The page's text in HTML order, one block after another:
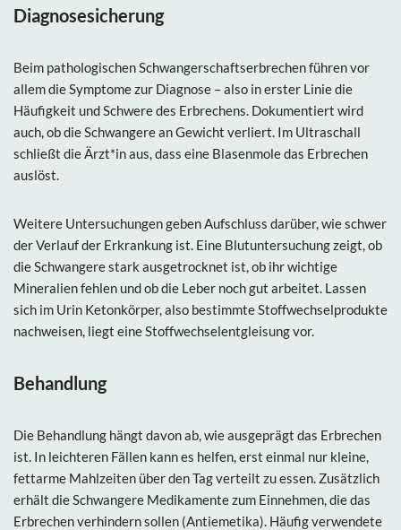
Diagnosesicherung
Beim pathologischen Schwangerschaftserbrechen führen vor
allem die Symptome zur Diagnose – also in erster Linie die
Häufigkeit und Schwere des Erbrechens. Dokumentiert wird
auch, ob die Schwangere an Gewicht verliert. Im Ultraschall
schließt die Ärzt*in aus, dass eine Blasenmole das Erbrechen
auslöst.
Weitere Untersuchungen geben Aufschluss darüber, wie schwer
der Verlauf der Erkrankung ist. Eine Blutuntersuchung zeigt, ob
die Schwangere stark ausgetrocknet ist, ob ihr wichtige
Mineralien fehlen und ob die Leber noch gut arbeitet. Lassen
sich im Urin Ketonkörper, also bestimmte Stoffwechselprodukte
nachweisen, liegt eine Stoffwechselentgleisung vor.
Behandlung
Die Behandlung hängt davon ab, wie ausgeprägt das Erbrechen
ist. In leichteren Fällen kann es helfen, erst einmal nur kleine,
fettarme Mahlzeiten über den Tag verteilt zu essen. Zusätzlich
erhält die Schwangere Medikamente zum Einnehmen, die das
Erbrechen verhindern sollen (Antiemetika). Häufig verwendete